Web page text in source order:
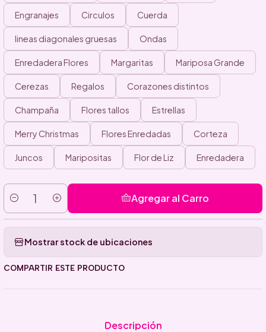
Engranajes Circulos Cuerda
lineas diagonales gruesas Ondas
Enredadera Flores Margaritas Mariposa Grande
Cerezas Regalos Corazones distintos
Champaña Flores tallos Estrellas
Merry Christmas Flores Enredadas Corteza
Juncos Maripositas Flor de Liz Enredadera
Cantidad
Agregar al Carro
Mostrar stock de ubicaciones
COMPARTIR ESTE PRODUCTO
Descripción